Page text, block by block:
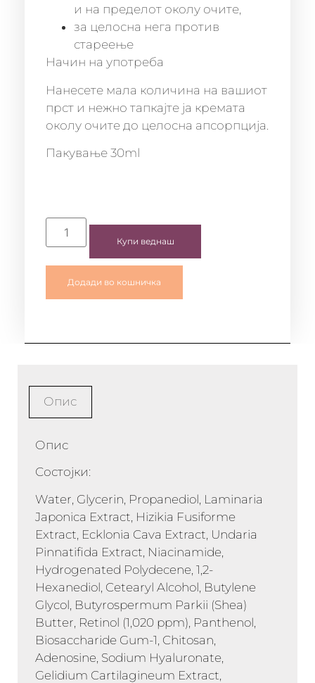
и на пределот околу очите,
за целосна нега против
стареење
Начин на употреба
Нанесете мала количина на вашиот
прст и нежно тапкајте ја кремата
околу очите до целосна апсорпција.
Пакување 30ml
Купи веднаш
Додади во кошничка
Опис
Опис
Состојки:
Water, Glycerin, Propanediol, Laminaria
Japonica Extract, Hizikia Fusiforme
Extract, Ecklonia Cava Extract, Undaria
Pinnatifida Extract, Niacinamide,
Hydrogenated Polydecene, 1,2-
Hexanediol, Cetearyl Alcohol, Butylene
Glycol, Butyrospermum Parkii (Shea)
Butter, Retinol (1,020 ppm), Panthenol,
Biosaccharide Gum-1, Chitosan,
Adenosine, Sodium Hyaluronate,
Gelidium Cartilagineum Extract,